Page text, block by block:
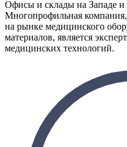
Офисы и склады на Западе и
Многопрофильная
на рынке медицинского
материалов, является
медицинских технологий.